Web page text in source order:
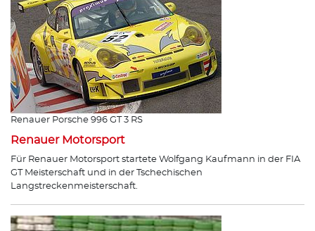
Renauer Porsche 996 GT 3 RS
Renauer Motorsport
Für Renauer Motorsport startete Wolfgang Kaufmann in der FIA
GT Meisterschaft und in der Tschechischen
Langstreckenmeisterschaft.